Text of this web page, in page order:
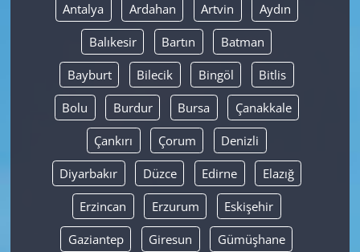
Antalya Ardahan Artvin Aydın
Balıkesir Bartın Batman
Bayburt Bilecik Bingöl Bitlis
Bolu Burdur Bursa Çanakkale
Çankırı Çorum Denizli
Diyarbakır Düzce Edirne Elazığ
Erzincan Erzurum Eskişehir
Gaziantep Giresun Gümüşhane